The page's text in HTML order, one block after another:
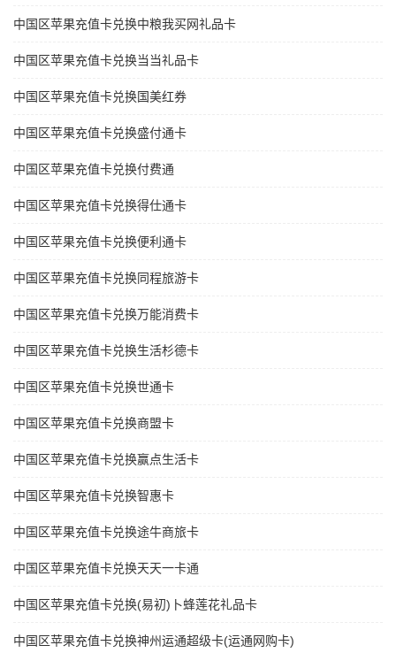
中国区苹果充值卡兑换中粮我买网礼品卡
中国区苹果充值卡兑换当当礼品卡
中国区苹果充值卡兑换国美红券
中国区苹果充值卡兑换盛付通卡
中国区苹果充值卡兑换付费通
中国区苹果充值卡兑换得仕通卡
中国区苹果充值卡兑换便利通卡
中国区苹果充值卡兑换同程旅游卡
中国区苹果充值卡兑换万能消费卡
中国区苹果充值卡兑换生活杉德卡
中国区苹果充值卡兑换世通卡
中国区苹果充值卡兑换商盟卡
中国区苹果充值卡兑换赢点生活卡
中国区苹果充值卡兑换智惠卡
中国区苹果充值卡兑换途牛商旅卡
中国区苹果充值卡兑换天天一卡通
中国区苹果充值卡兑换(易初)卜蜂莲花礼品卡
中国区苹果充值卡兑换神州运通超级卡(运通网购卡)